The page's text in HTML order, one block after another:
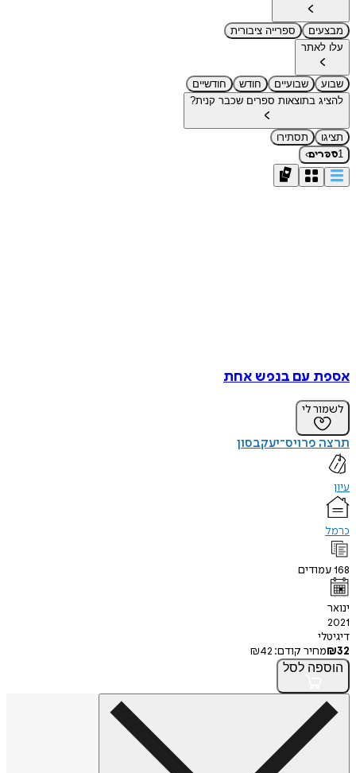
מבצעים
ספרייה ציבורית
עלו לאתר
שבוע שבועיים חודש
חודשיים
להציג בתוצאות ספרים שכבר קנית?
תציגו
תסתירו
1ספרים›
אספת עם בנפש אחת
לשמור לי
תרצה פרויס־יעקבסון
עיון
כרמל
168עמודים
ינואר
2021
דיגיטלי
₪32 מחיר קודם: ₪42
הוספה לסל